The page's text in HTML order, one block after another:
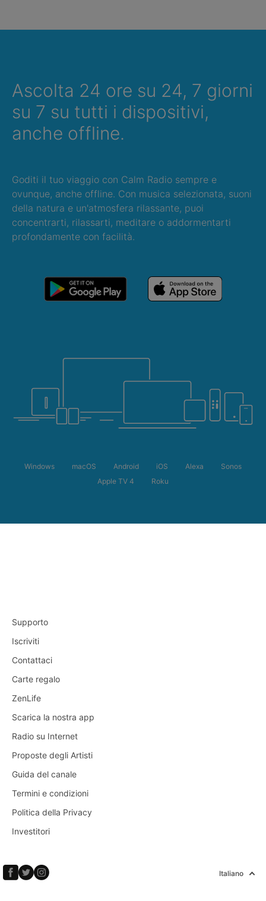
Ascolta 24 ore su 24, 7 giorni
su 7 su tutti i dispositivi,
anche offline.
Goditi il tuo viaggio con Calm Radio sempre e
ovunque, anche offline. Con musica selezionata, suoni
della natura e un'atmosfera rilassante, puoi
concentrarti, rilassarti, meditare o addormentarti
profondamente con facilità.
Windows macOS Android iOS Alexa
Sonos
Apple TV 4
Roku
Supporto
Iscriviti
Contattaci
Carte regalo
ZenLife
Scarica la nostra app
Radio su Internet
Proposte degli Artisti
Guida del canale
Termini e condizioni
Politica della Privacy
Investitori
Italiano